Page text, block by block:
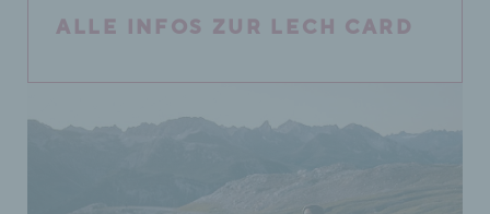
ALLE INFOS ZUR LECH CARD